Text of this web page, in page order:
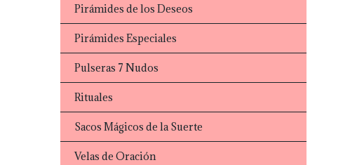
Pirámides de los Deseos
Pirámides Especiales
Pulseras 7 Nudos
Rituales
Sacos Mágicos de la Suerte
Velas de Oración